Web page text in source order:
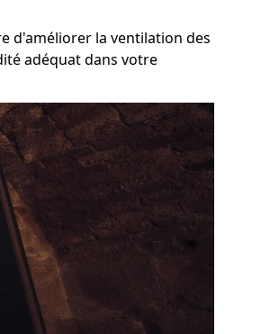
d'améliorer la ventilation des
adéquat dans votre